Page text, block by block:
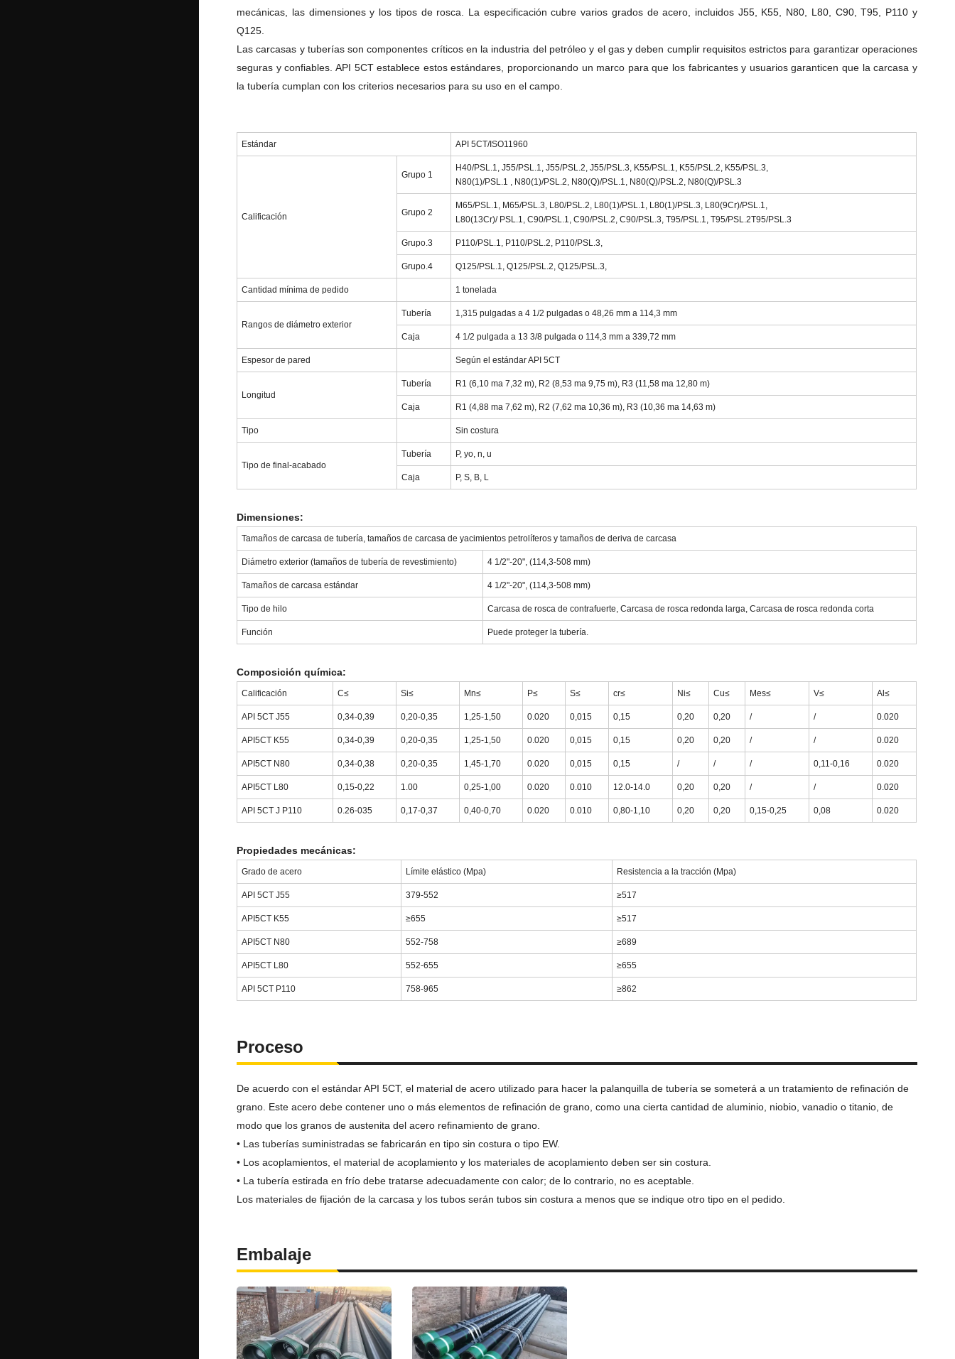
mecánicas, las dimensiones y los tipos de rosca. La especificación cubre varios grados de acero, incluidos J55, K55, N80, L80, C90, T95, P110 y
Q125.
Las carcasas y tuberías son componentes críticos en la industria del petróleo y el gas y deben cumplir requisitos estrictos para garantizar operaciones
seguras y confiables. API 5CT establece estos estándares, proporcionando un marco para que los fabricantes y usuarios garanticen que la carcasa y
la tubería cumplan con los criterios necesarios para su uso en el campo.
Estándar API 5CT/ISO11960
Calificación
Grupo 1
H40/PSL.1, J55/PSL.1, J55/PSL.2, J55/PSL.3, K55/PSL.1, K55/PSL.2, K55/PSL.3,
N80(1)/PSL.1 , N80(1)/PSL.2, N80(Q)/PSL.1, N80(Q)/PSL.2, N80(Q)/PSL.3
Grupo 2
M65/PSL.1, M65/PSL.3, L80/PSL.2, L80(1)/PSL.1, L80(1)/PSL.3, L80(9Cr)/PSL.1,
L80(13Cr)/ PSL.1, C90/PSL.1, C90/PSL.2, C90/PSL.3, T95/PSL.1, T95/PSL.2T95/PSL.3
Grupo.3 P110/PSL.1, P110/PSL.2, P110/PSL.3,
Grupo.4 Q125/PSL.1, Q125/PSL.2, Q125/PSL.3,
Cantidad mínima de pedido 1 tonelada
Rangos de diámetro exterior
Tubería 1,315 pulgadas a 4 1/2 pulgadas o 48,26 mm a 114,3 mm
Caja 4 1/2 pulgada a 13 3/8 pulgada o 114,3 mm a 339,72 mm
Espesor de pared Según el estándar API 5CT
Longitud
Tubería R1 (6,10 ma 7,32 m), R2 (8,53 ma 9,75 m), R3 (11,58 ma 12,80 m)
Caja R1 (4,88 ma 7,62 m), R2 (7,62 ma 10,36 m), R3 (10,36 ma 14,63 m)
Tipo Sin costura
Tipo de final-acabado
Tubería P, yo, n, u
Caja P, S, B, L
Dimensiones:
Tamaños de carcasa de tubería, tamaños de carcasa de yacimientos petrolíferos y tamaños de deriva de carcasa
Diámetro exterior (tamaños de tubería de revestimiento) 4 1/2"-20", (114,3-508 mm)
Tamaños de carcasa estándar 4 1/2"-20", (114,3-508 mm)
Tipo de hilo Carcasa de rosca de contrafuerte, Carcasa de rosca redonda larga, Carcasa de rosca redonda corta
Función Puede proteger la tubería.
Composición química:
Calificación C≤ Si≤ Mn≤ P≤ S≤ cr≤ Ni≤ Cu≤ Mes≤ V≤ Al≤
API 5CT J55 0,34-0,39 0,20-0,35 1,25-1,50 0.020 0,015 0,15 0,20 0,20 / / 0.020
API5CT K55 0,34-0,39 0,20-0,35 1,25-1,50 0.020 0,015 0,15 0,20 0,20 / / 0.020
API5CT N80 0,34-0,38 0,20-0,35 1,45-1,70 0.020 0,015 0,15 / / / 0,11-0,16 0.020
API5CT L80 0,15-0,22 1.00 0,25-1,00 0.020 0.010 12.0-14.0 0,20 0,20 / / 0.020
API 5CT J P110 0.26-035 0,17-0,37 0,40-0,70 0.020 0.010 0,80-1,10 0,20 0,20 0,15-0,25 0,08 0.020
Propiedades mecánicas:
Grado de acero Límite elástico (Mpa) Resistencia a la tracción (Mpa)
API 5CT J55 379-552 ≥517
API5CT K55 ≥655 ≥517
API5CT N80 552-758 ≥689
API5CT L80 552-655 ≥655
API 5CT P110 758-965 ≥862
Proceso
De acuerdo con el estándar API 5CT, el material de acero utilizado para hacer la palanquilla de tubería se someterá a un tratamiento de refinación de
grano. Este acero debe contener uno o más elementos de refinación de grano, como una cierta cantidad de aluminio, niobio, vanadio o titanio, de
modo que los granos de austenita del acero refinamiento de grano.
• Las tuberías suministradas se fabricarán en tipo sin costura o tipo EW.
• Los acoplamientos, el material de acoplamiento y los materiales de acoplamiento deben ser sin costura.
• La tubería estirada en frío debe tratarse adecuadamente con calor; de lo contrario, no es aceptable.
Los materiales de fijación de la carcasa y los tubos serán tubos sin costura a menos que se indique otro tipo en el pedido.
Embalaje